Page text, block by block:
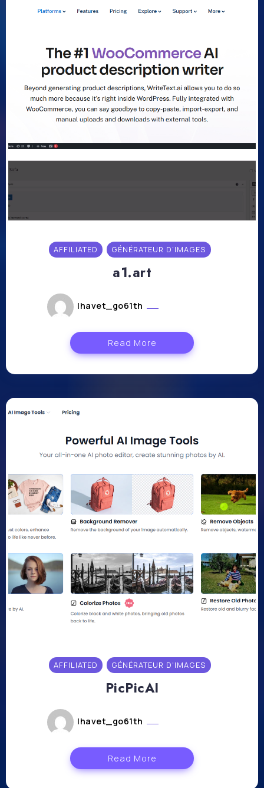
AFFILIATED GÉNÉRATEUR D'IMAGES
a1.art
lhavet_go61th
Read More
AFFILIATED GÉNÉRATEUR D'IMAGES
PicPicAI
lhavet_go61th
Read More